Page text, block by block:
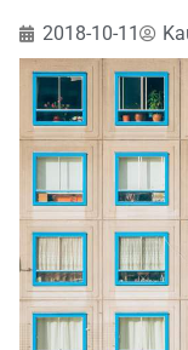
2018-10-11